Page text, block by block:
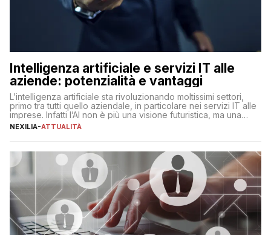
Intelligenza artificiale e servizi IT alle
aziende: potenzialità e vantaggi
L’intelligenza artificiale sta rivoluzionando moltissimi settori,
primo tra tutti quello aziendale, in particolare nei servizi IT alle
imprese. Infatti l’AI non è più una visione futuristica, ma una
realtà operativa che sta portando a un cambio significativo in
operazioni, bensì comporta […]
NEXILIA-ATTUALITÀ